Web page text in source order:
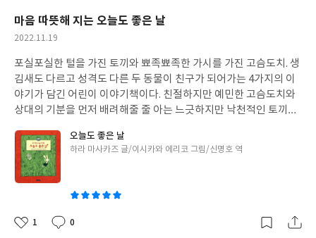
마음 따뜻해 지는 오늘도 좋은 날
작
일
2022.11.19
포실포실한 털을 가진 토끼와 뾰족뾰족한 가시를 가진 고슴도치. 생
김새도 다르고 성격도 다른 두 동물이 친구가 되어가는 4가지의 이
야기가 담긴 어린이 이야기책이다. 친절하지만 예민한 고슴도치와
상대의 기분을 먼저 배려해줄 줄 아는 느긋하지만 낙천적인 토끼가
내 마음도 몽글몽글 따뜻해지는 느낌이 든다.
하듯이 말문을 연 다음 작은 소리로 말했습니다."친구가 되어 줘
서."그 다음은 아주 작은 소리로
치에겐 들리지 않을 만큼 작은 소리로
다. -'2.너에게 하고 싶은 말' 중에서-
아이들이 점점 더 자기 위주가
오늘도 좋은 날
글
하라 마사카즈 글/이시카와 에리코 그림/신명호 역
좋
1
댓
0
작